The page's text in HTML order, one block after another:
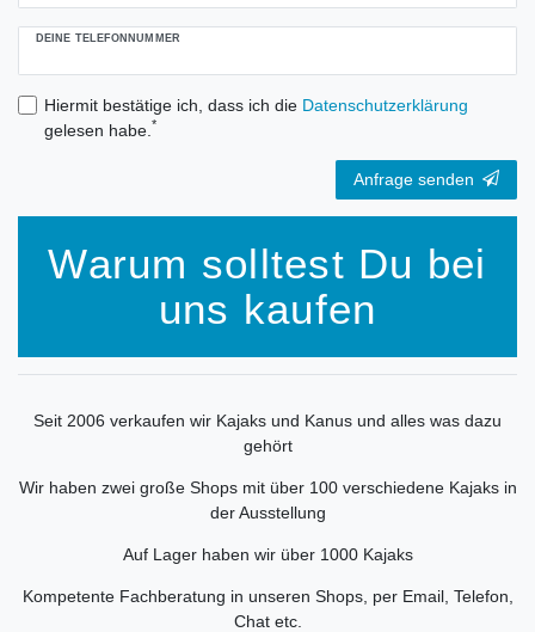
DEINE TELEFONNUMMER
Hiermit bestätige ich, dass ich die Daten­schutz­erklärung
gelesen habe. *
Anfrage senden
Warum solltest Du bei
uns kaufen
Seit 2006 verkaufen wir Kajaks und Kanus und alles was dazu
gehört
Wir haben zwei große Shops mit über 100 verschiedene Kajaks in
der Ausstellung
Auf Lager haben wir über 1000 Kajaks
Kompetente Fachberatung in unseren Shops, per Email, Telefon,
Chat etc.